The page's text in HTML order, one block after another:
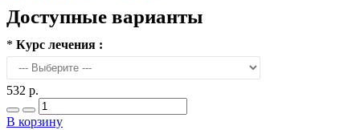
Доступные варианты
* Курс лечения :
532 р.
В корзину